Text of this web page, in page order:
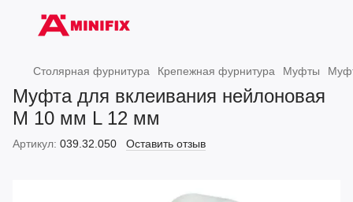
Столярная фурнитура Крепежная фурнитура Муфты
Муфта для вклеивания нейлоновая
M 10 мм L 12 мм
Артикул: 039.32.050 Оставить отзыв